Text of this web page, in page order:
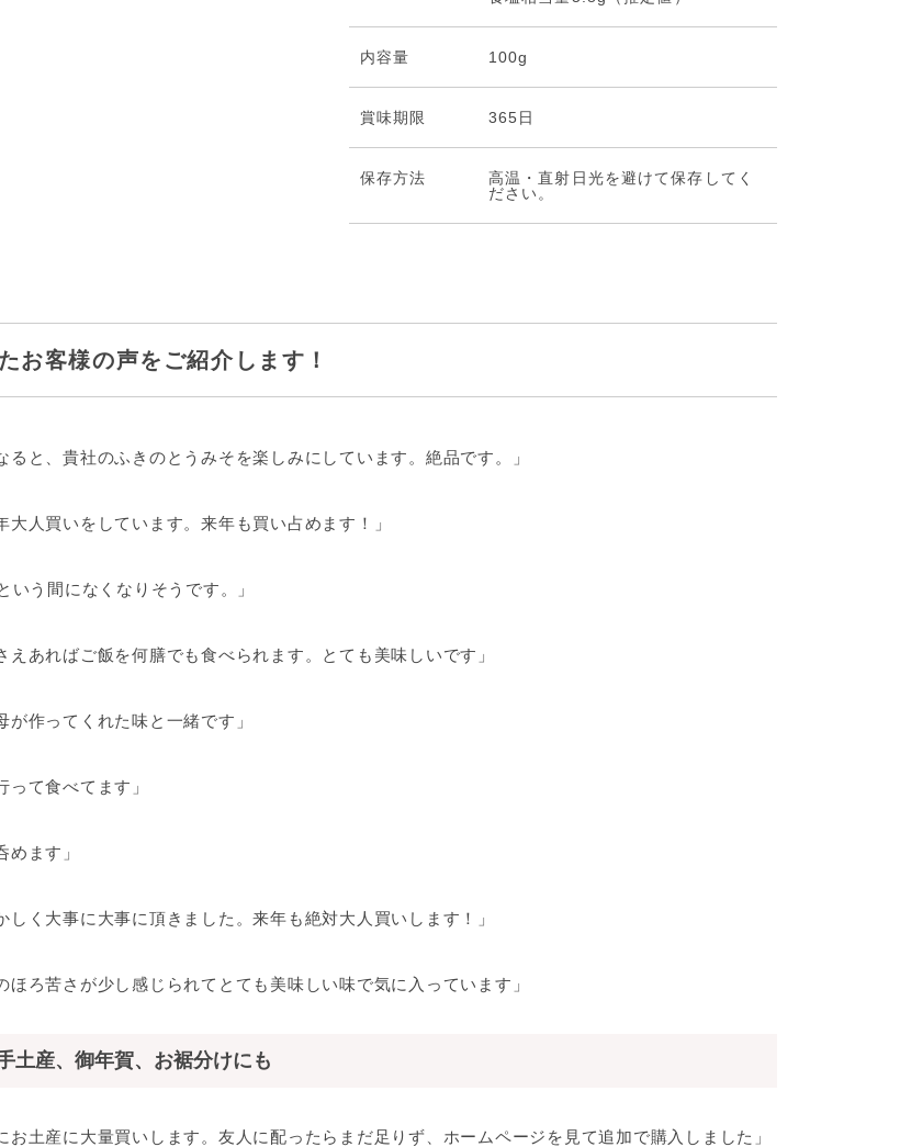
内容量 100g
賞味期限 365日
保存⽅法
高温・直射日光を避けて保存してく
ださい。
お客様の声をご紹介します！
ると、貴社のふきのとうみそを楽しみにしています。絶品です。」
大人買いをしています。来年も買い占めます！」
いう間になくなりそうです。」
えあればご飯を何膳でも食べられます。とても美味しいです」
が作ってくれた味と一緒です」
って食べてます」
めます」
しく大事に大事に頂きました。来年も絶対大人買いします！」
ほろ苦さが少し感じられてとても美味しい味で気に入っています」
土産、御年賀、お裾分けにも
お土産に大量買いします。友人に配ったらまだ足りず、ホームページを見て追加で購入しました」